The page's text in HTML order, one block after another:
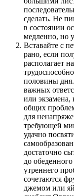
сделать. Не
в состоянии
медленно, но
Вставайте с
рано, если
располагает
половины
важных
или
общих
для
требующей
удачно
достаточно
до
утреннего
сочетаются
джемом или